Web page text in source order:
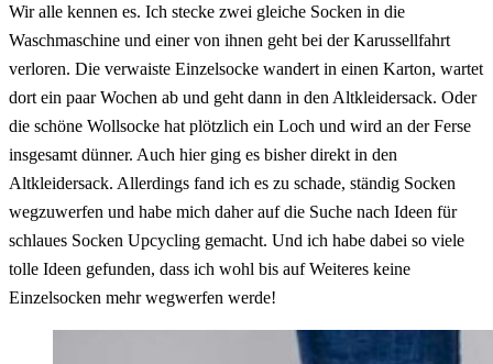
Wir alle kennen es. Ich stecke zwei gleiche Socken in die
Waschmaschine und einer von ihnen geht bei der Karussellfahrt
verloren. Die verwaiste Einzelsocke wandert in einen Karton, wartet
dort ein paar Wochen ab und geht dann in den Altkleidersack. Oder
die schöne Wollsocke hat plötzlich ein Loch und wird an der Ferse
insgesamt dünner. Auch hier ging es bisher direkt in den
Altkleidersack. Allerdings fand ich es zu schade, ständig Socken
wegzuwerfen und habe mich daher auf die Suche nach Ideen für
schlaues Socken Upcycling gemacht. Und ich habe dabei so viele
tolle Ideen gefunden, dass ich wohl bis auf Weiteres keine
Einzelsocken mehr wegwerfen werde!